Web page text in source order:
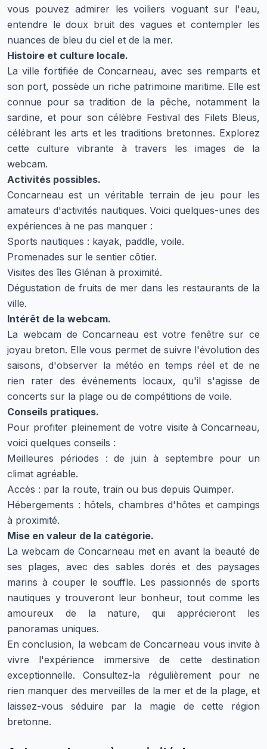
vous pouvez admirer les voiliers voguant sur l'eau,
entendre le doux bruit des vagues et contempler les
nuances de bleu du ciel et de la mer.
Histoire et culture locale.
La ville fortifiée de Concarneau, avec ses remparts et
son port, possède un riche patrimoine maritime. Elle est
connue pour sa tradition de la pêche, notamment la
sardine, et pour son célèbre Festival des Filets Bleus,
célébrant les arts et les traditions bretonnes. Explorez
cette culture vibrante à travers les images de la
webcam.
Activités possibles.
Concarneau est un véritable terrain de jeu pour les
amateurs d'activités nautiques. Voici quelques-unes des
expériences à ne pas manquer :
Sports nautiques : kayak, paddle, voile.
Promenades sur le sentier côtier.
Visites des îles Glénan à proximité.
Dégustation de fruits de mer dans les restaurants de la
ville.
Intérêt de la webcam.
La webcam de Concarneau est votre fenêtre sur ce
joyau breton. Elle vous permet de suivre l'évolution des
saisons, d'observer la météo en temps réel et de ne
rien rater des événements locaux, qu'il s'agisse de
concerts sur la plage ou de compétitions de voile.
Conseils pratiques.
Pour profiter pleinement de votre visite à Concarneau,
voici quelques conseils :
Meilleures périodes : de juin à septembre pour un
climat agréable.
Accès : par la route, train ou bus depuis Quimper.
Hébergements : hôtels, chambres d'hôtes et campings
à proximité.
Mise en valeur de la catégorie.
La webcam de Concarneau met en avant la beauté de
ses plages, avec des sables dorés et des paysages
marins à couper le souffle. Les passionnés de sports
nautiques y trouveront leur bonheur, tout comme les
amoureux de la nature, qui apprécieront les
panoramas uniques.
En conclusion, la webcam de Concarneau vous invite à
vivre l'expérience immersive de cette destination
exceptionnelle. Consultez-la régulièrement pour ne
rien manquer des merveilles de la mer et de la plage, et
laissez-vous séduire par la magie de cette région
bretonne.